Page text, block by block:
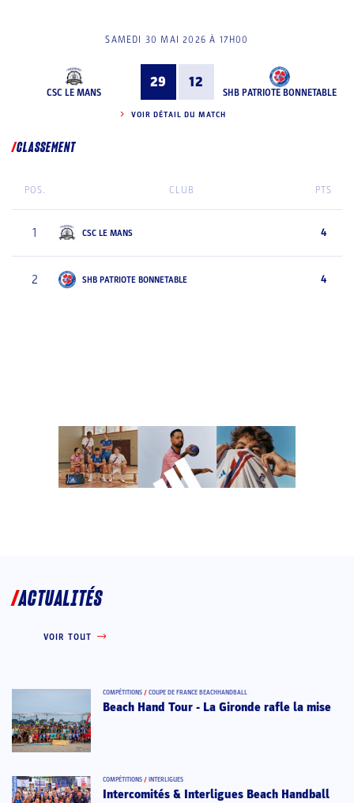
SAMEDI 30 MAI 2026 À 17H00
CSC LE MANS
29 12
SHB PATRIOTE BONNETABLE
VOIR DÉTAIL DU MATCH
CLASSEMENT
POS. CLUB PTS
1 CSC LE MANS 4
2 SHB PATRIOTE BONNETABLE 4
ACTUALITÉS
VOIR TOUT
COMPÉTITIONS / COUPE DE FRANCE BEACHHANDBALL
Beach Hand Tour - La Gironde rafle la mise
COMPÉTITIONS / INTERLIGUES
Intercomités & Interligues Beach Handball